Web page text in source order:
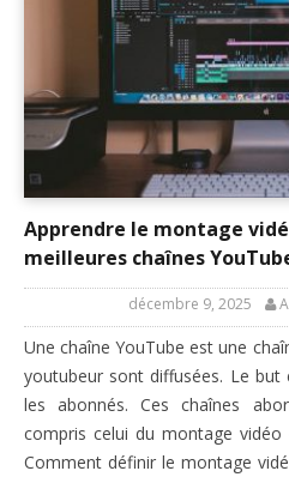
Apprendre le montage
meilleures chaînes
décembre 9, 2025
Une chaîne YouTube est une
youtubeur sont diffusées. Le but
les abonnés. Ces chaînes
compris celui du montage
Comment définir le montage